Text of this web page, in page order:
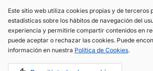
Este sitio web utiliza cookies propias y de terceros
estadísticas sobre los hábitos de navegación del
experiencia y permitirle compartir contenidos en
puede aceptar o rechazar las cookies. Puede
información en nuestra Política de Cookies.